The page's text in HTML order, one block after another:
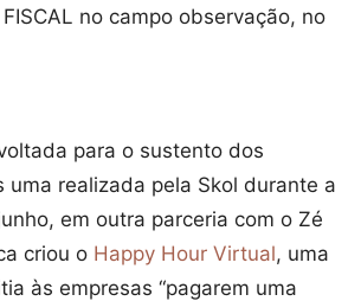
no campo observação, no
para o sustento dos
uma realizada pela Skol durante a
em outra parceria com o Zé
criou o Happy Hour Virtual, uma
às empresas “pagarem uma